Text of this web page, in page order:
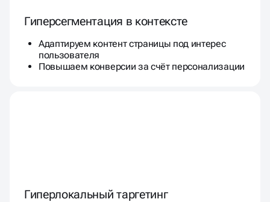
Гиперсегментация в контексте
Адаптируем контент страницы под интерес
пользователя
Повышаем конверсии за счёт персонализации
Гиперлокальный таргетинг